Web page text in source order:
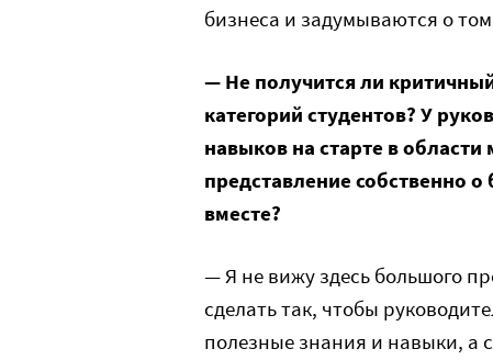
бизнеса и задумываются о
— Не получится ли
категорий студентов? У
навыков на старте в
представление собственно
вместе?
— Я не вижу здесь большого
сделать так, чтобы
полезные знания и навыки, а